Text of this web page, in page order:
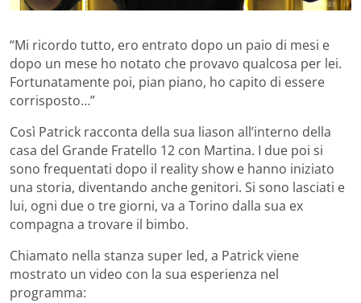
“Mi ricordo tutto, ero entrato dopo un paio di mesi e
dopo un mese ho notato che provavo qualcosa per lei.
Fortunatamente poi, pian piano, ho capito di essere
corrisposto…”
Così Patrick racconta della sua liason all’interno della
casa del Grande Fratello 12 con Martina. I due poi si
sono frequentati dopo il reality show e hanno iniziato
una storia, diventando anche genitori. Si sono lasciati e
lui, ogni due o tre giorni, va a Torino dalla sua ex
compagna a trovare il bimbo.
Chiamato nella stanza super led, a Patrick viene
mostrato un video con la sua esperienza nel
programma: